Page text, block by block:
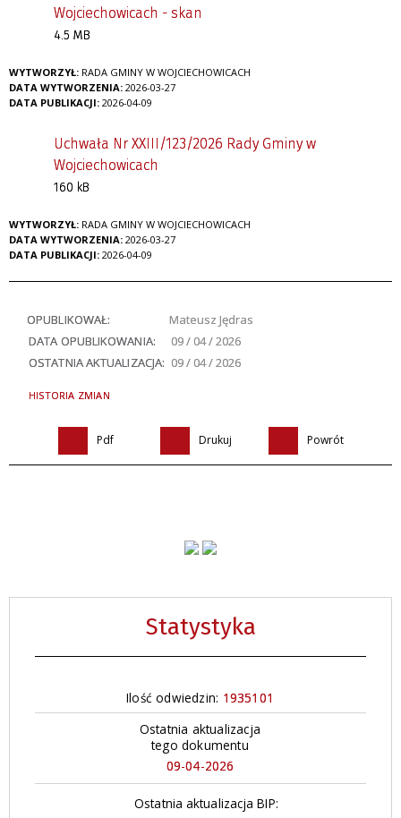
Statystyka
Ilość odwiedzin: 1935101
Ostatnia aktualizacja
tego dokumentu
09-04-2026
Ostatnia aktualizacja BIP:
Wojciechowicach - skan
4.5 MB
WYTWORZYŁ: RADA GMINY W WOJCIECHOWICACH
DATA WYTWORZENIA: 2026-03-27
DATA PUBLIKACJI: 2026-04-09
Uchwała Nr XXIII/123/2026 Rady Gminy w
Wojciechowicach
160 kB
WYTWORZYŁ: RADA GMINY W WOJCIECHOWICACH
DATA WYTWORZENIA: 2026-03-27
DATA PUBLIKACJI: 2026-04-09
OPUBLIKOWAŁ:
Mateusz Jędras
DATA OPUBLIKOWANIA:
09 / 04 / 2026
OSTATNIA AKTUALIZACJA: 09 / 04 / 2026
HISTORIA ZMIAN
Pdf Drukuj Powrót